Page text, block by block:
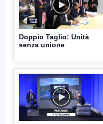
Doppio Taglio: Unità
senza unione